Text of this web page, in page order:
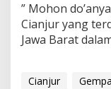
” Mohon
Cianjur yang
Jawa Barat
Cianjur Gempa